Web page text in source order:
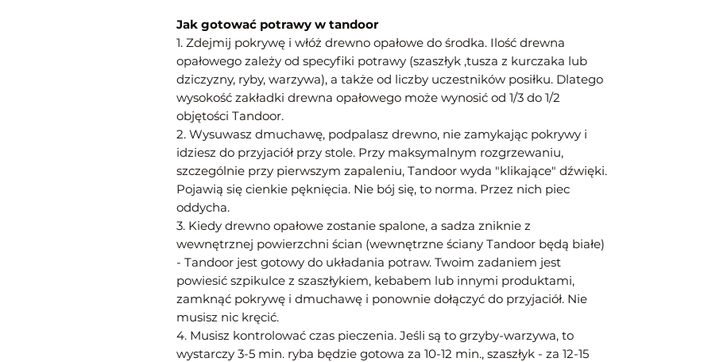
Jak gotować potrawy w tandoor
1. Zdejmij pokrywę i włóż drewno opałowe do środka. Ilość drewna
opałowego zależy od specyfiki potrawy (szaszłyk ,tusza z kurczaka lub
dziczyzny, ryby, warzywa), a także od liczby uczestników posiłku. Dlatego
wysokość zakładki drewna opałowego może wynosić od 1/3 do 1/2
objętości Tandoor.
2. Wysuwasz dmuchawę, podpalasz drewno, nie zamykając pokrywy i
idziesz do przyjaciół przy stole. Przy maksymalnym rozgrzewaniu,
szczególnie przy pierwszym zapaleniu, Tandoor wyda "klikające" dźwięki.
Pojawią się cienkie pęknięcia. Nie bój się, to norma. Przez nich piec
oddycha.
3. Kiedy drewno opałowe zostanie spalone, a sadza zniknie z
wewnętrznej powierzchni ścian (wewnętrzne ściany Tandoor będą białe)
- Tandoor jest gotowy do układania potraw. Twoim zadaniem jest
powiesić szpikulce z szaszłykiem, kebabem lub innymi produktami,
zamknąć pokrywę i dmuchawę i ponownie dołączyć do przyjaciół. Nie
musisz nic kręcić.
4. Musisz kontrolować czas pieczenia. Jeśli są to grzyby-warzywa, to
wystarczy 3-5 min. ryba będzie gotowa za 10-12 min., szaszłyk - za 12-15